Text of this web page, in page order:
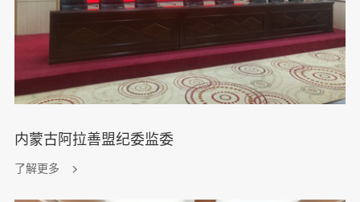
内蒙古阿拉善盟纪委监委
了解更多